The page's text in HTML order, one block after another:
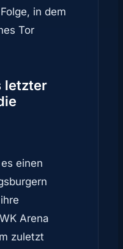
in dem
Tor
letzter
einen
Arena
zuletzt